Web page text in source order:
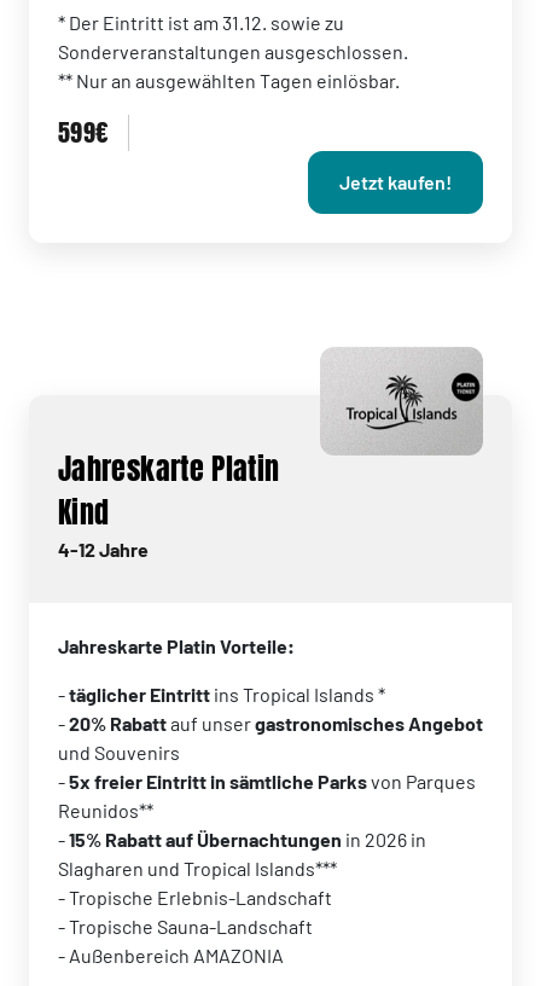
* Der Eintritt ist am 31.12. sowie zu
Sonderveranstaltungen ausgeschlossen.
** Nur an ausgewählten Tagen einlösbar.
599€
Jetzt kaufen!
Jahreskarte Platin
Kind
4-12 Jahre
Jahreskarte Platin Vorteile:
-täglicher Eintritt ins Tropical Islands *
-20% Rabattauf unsergastronomisches Angebot
und Souvenirs
-5x freier Eintritt in sämtliche Parksvon Parques
Reunidos**
-15% Rabatt auf Übernachtungen in 2026 in
Slagharen und Tropical Islands***
- Tropische Erlebnis-Landschaft
- Tropische Sauna-Landschaft
- Außenbereich AMAZONIA